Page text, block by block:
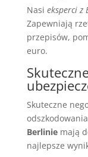
Nasi eksperci z
Zapewniają
przepisów,
euro.
Skuteczne
Berliniemają
najlepsze